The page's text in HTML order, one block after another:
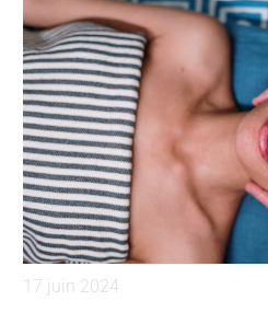
17 juin 2024